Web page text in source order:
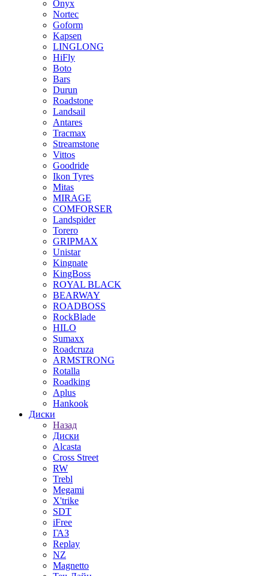
Onyx
Nortec
Goform
Kapsen
LINGLONG
HiFly
Boto
Bars
Durun
Roadstone
Landsail
Antares
Tracmax
Streamstone
Vittos
Goodride
Ikon Tyres
Mitas
MIRAGE
COMFORSER
Landspider
Torero
GRIPMAX
Unistar
Kingnate
KingBoss
ROYAL BLACK
BEARWAY
ROADBOSS
RockBlade
HILO
Sumaxx
Roadcruza
ARMSTRONG
Rotalla
Roadking
Aplus
Hankook
Диски
Назад
Диски
Alcasta
Cross Street
RW
Trebl
Megami
X'trike
SDT
iFree
ГАЗ
Replay
NZ
Magnetto